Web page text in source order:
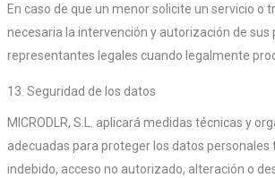
En caso de que un menor solicite un servicio o
necesaria la intervención y autorización de sus
representantes legales cuando legalmente
13. Seguridad de los datos
MICRODLR, S.L. aplicará medidas técnicas y
adecuadas para proteger los datos personales
indebido, acceso no autorizado, alteración o